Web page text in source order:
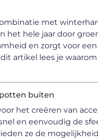
met
het hele jaar door
en zorgt voor
artikel lees je
buiten
het creëren van
en eenvoudig de
ze de